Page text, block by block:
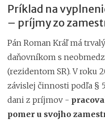
Príklad na
– príjmy zo
Pán Roman Kráľ má
daňovníkom s
(rezidentom SR). V roku
závislej činnosti podľa §
dani z príjmov -
pomer u svojho